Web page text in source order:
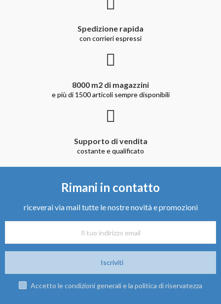
Spedizione rapida
con corrieri espressi
8000 m2 di magazzini
e più di 1500 articoli sempre disponibili
Supporto di vendita
costante e qualificato
Rimani in contatto
riceverai via mail tutte le nostre novità e promozioni
Iscriviti
Accetto le condizioni generali e la politica di riservatezza